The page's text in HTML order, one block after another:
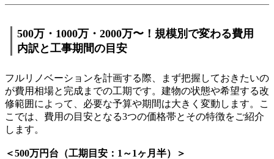
500万・1000万・2000万〜！規模別で変わる費用
内訳と工事期間の目安
フルリノベーションを計画する際、まず把握しておきたいの
が費用相場と完成までの工期です。建物の状態や希望する改
修範囲によって、必要な予算や期間は大きく変動します。こ
こでは、費用の目安となる3つの価格帯とその特徴をご紹介
します。
＜500万円台（工期目安：1～1ヶ月半）＞